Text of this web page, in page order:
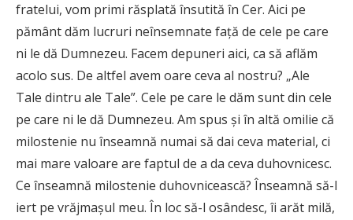
fratelui, vom primi răsplată însutită în Cer. Aici pe
pământ dăm lucruri neînsemnate față de cele pe care
ni le dă Dumnezeu. Facem depuneri aici, ca să aflăm
acolo sus. De altfel avem oare ceva al nostru? „Ale
Tale dintru ale Tale”. Cele pe care le dăm sunt din cele
pe care ni le dă Dumnezeu. Am spus și în altă omilie că
milostenie nu înseamnă numai să dai ceva material, ci
mai mare valoare are faptul de a da ceva duhovnicesc.
Ce înseamnă milostenie duhovnicească? Înseamnă să-l
iert pe vrăjmașul meu. În loc să-l osândesc, îi arăt milă,